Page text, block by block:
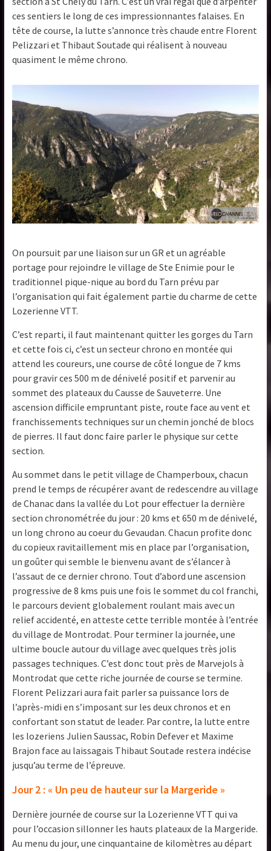
ces sentiers le long de ces impressionnantes falaises. En
tête de course, la lutte s’annonce très chaude entre Florent
Pelizzari et Thibaut Soutade qui réalisent à nouveau
quasiment le même chrono.
On poursuit par une liaison sur un GR et un agréable
portage pour rejoindre le village de Ste Enimie pour le
traditionnel pique-nique au bord du Tarn prévu par
l’organisation qui fait également partie du charme de cette
Lozerienne VTT.
C’est reparti, il faut maintenant quitter les gorges du Tarn
et cette fois ci, c’est un secteur chrono en montée qui
attend les coureurs, une course de côté longue de 7 kms
pour gravir ces 500 m de dénivelé positif et parvenir au
sommet des plateaux du Causse de Sauveterre. Une
ascension difficile empruntant piste, route face au vent et
franchissements techniques sur un chemin jonché de blocs
de pierres. Il faut donc faire parler le physique sur cette
section.
Au sommet dans le petit village de Champerboux, chacun
prend le temps de récupérer avant de redescendre au village
de Chanac dans la vallée du Lot pour effectuer la dernière
section chronométrée du jour : 20 kms et 650 m de dénivelé,
un long chrono au coeur du Gevaudan. Chacun profite donc
du copieux ravitaillement mis en place par l’organisation,
un goûter qui semble le bienvenu avant de s’élancer à
l’assaut de ce dernier chrono. Tout d’abord une ascension
progressive de 8 kms puis une fois le sommet du col franchi,
le parcours devient globalement roulant mais avec un
relief accidenté, en atteste cette terrible montée à l’entrée
du village de Montrodat. Pour terminer la journée, une
ultime boucle autour du village avec quelques très jolis
passages techniques. C’est donc tout près de Marvejols à
Montrodat que cette riche journée de course se termine.
Florent Pelizzari aura fait parler sa puissance lors de
l’après-midi en s’imposant sur les deux chronos et en
confortant son statut de leader. Par contre, la lutte entre
les lozeriens Julien Saussac, Robin Defever et Maxime
Brajon face au laissagais Thibaut Soutade restera indécise
jusqu’au terme de l’épreuve.
Jour 2 : « Un peu de hauteur sur la Margeride »
Dernière journée de course sur la Lozerienne VTT qui va
pour l’occasion sillonner les hauts plateaux de la Margeride.
Au menu du jour, une cinquantaine de kilomètres au départ